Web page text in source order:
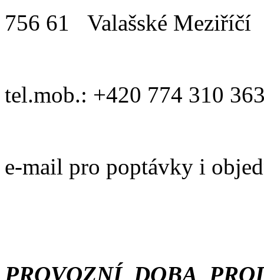
756 61 Valašské Meziříčí
tel.mob.: +420 774 310
e-mail pro poptávky i
PROVOZNÍ DOBA